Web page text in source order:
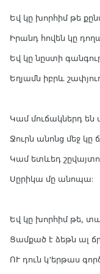
Եվ կը խորհիմ թե
Իրանդ հովեն կը
Եվ կը նըստի
Եղյամն իբրև
Կամ մուճակներդ
Ջուրն անոնց մեջ կը
Կամ ետևեդ
Սըրիկա մը անոպա:
Եվ կը խորհիմ թե,
Ցամքած է ձեթն ալ
ՈՒ դուն կ'երթաս